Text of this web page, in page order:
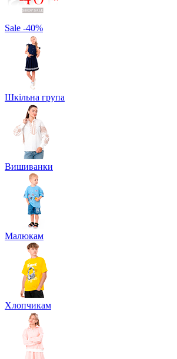
Sale -40%
Шкільна група
Вишиванки
Малюкам
Хлопчикам